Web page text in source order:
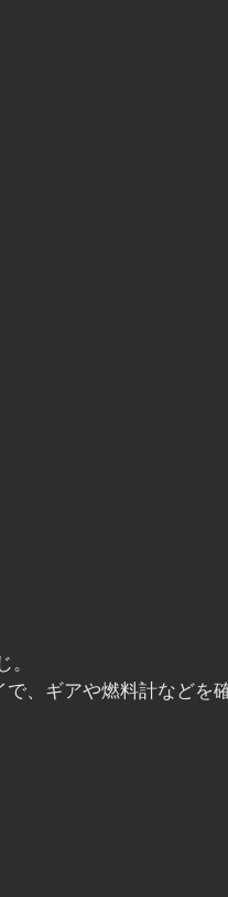
で、ギアや燃料計などを